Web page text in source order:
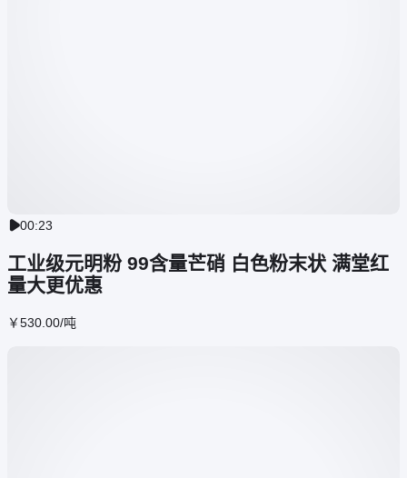
00:23
工业级元明粉 99含量芒硝 白色粉末状 满堂红
量大更优惠
￥530 .00/吨